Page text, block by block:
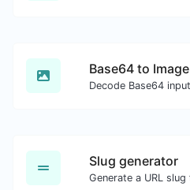
Base64 to Image
Slug generator